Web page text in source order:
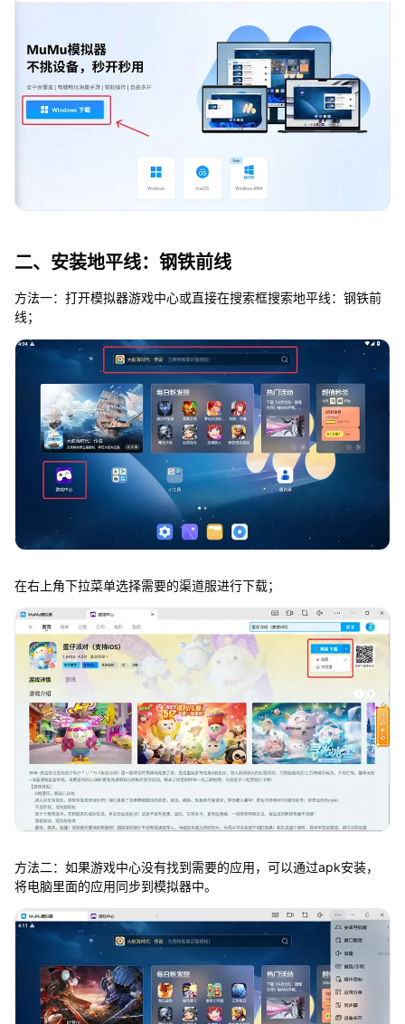
二、安装地平线：钢铁前线
方法一：打开模拟器游戏中心或直接在搜索框搜索地平线：钢铁前
线；
在右上角下拉菜单选择需要的渠道服进行下载；
方法二：如果游戏中心没有找到需要的应用，可以通过apk安装，
将电脑里面的应用同步到模拟器中。